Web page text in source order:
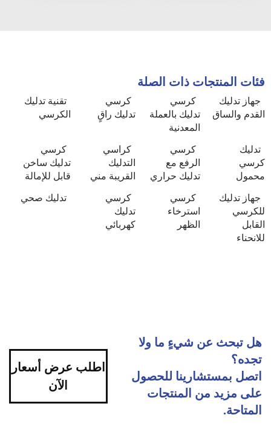
فئات المنتجات ذات الصلة
جهاز تدليك
القدم والساق
كرسي
تدليك بالعملة
المعدنية
كرسي
تدليك راقٍ
تقنية تدليك
الكرسي
تدليك
كرسي
محمول
كرسي
الرفع مع
تدليك حراري
كراسي
التدليك
القريبة مني
كرسي
تدليك ساخن
قابل للإمالة
جهاز تدليك
للكرسي
القابل
للانحناء
كرسي
استرخاء
الظهر
كرسي
تدليك
كهربائي
تدليك صحي
هل تبحث عن شيءٍ ما ولا
تجده؟
اتصل بمستشارينا للحصول
على مزيد من المنتجات
المتاحة.
اطلب عرض أسعار
الآن